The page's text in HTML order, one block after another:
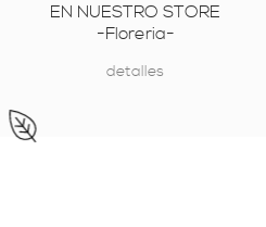
EN NUESTRO STORE
-Floreria-
detalles